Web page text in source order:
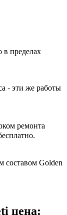
в пределах
- эти же работы
ремонта
составом Golden
цена: